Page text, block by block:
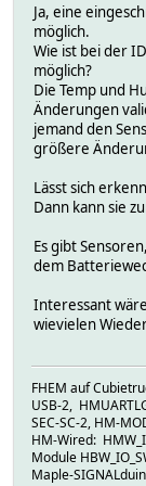
Ja, eine
möglich.
Wie ist bei der
möglich?
Die Temp und
Änderungen
jemand den
größere
Lässt sich
Dann kann sie
Es gibt
dem
Interessant
wievielen
FHEM auf
USB-2,
SEC-SC-2, HM-
HM-Wired:
Module
Maple-